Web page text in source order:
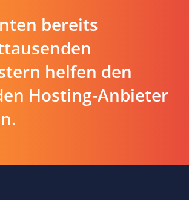
bereits
helfen den
Hosting-Anbieter